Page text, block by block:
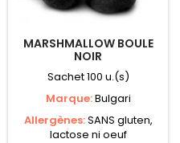
MARSHMALLOW BOULE
NOIR
Sachet 100 u.(s)
Marque:Bulgari
Allergènes:SANS gluten,
lactose ni oeuf